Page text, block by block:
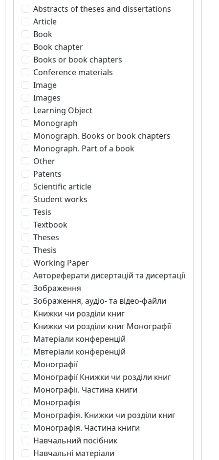
Abstracts of theses and dissertations
Article
Book
Book chapter
Books or book chapters
Conference materials
Image
Images
Learning Object
Monograph
Monograph. Books or book chapters
Monograph. Part of a book
Other
Patents
Scientific article
Student works
Tesis
Textbook
Theses
Thesis
Working Paper
Автореферати дисертацій та дисертації
Зображення
Зображення, аудіо- та відео-файли
Книжки чи розділи книг
Книжки чи розділи книг Монографії
Матеріали конференцій
Мвтеріали конференцій
Монографії
Монографії Книжки чи розділи книг
Монографії. Частина книги
Монографія
Монографія. Книжки чи розділи книг
Монографія. Частина книги
Навчальний посібник
Навчальні матеріали